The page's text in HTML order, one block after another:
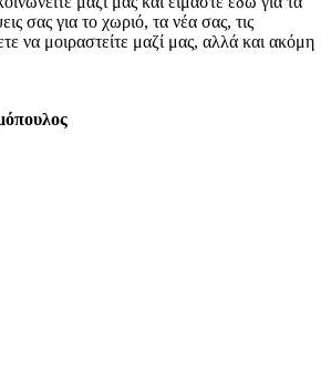
σας για το χωριό, τα νέα σας, τις
να μοιραστείτε μαζί μας, αλλά και ακόμη